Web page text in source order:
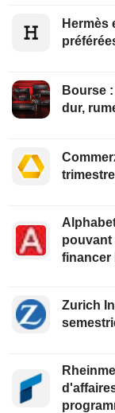
Hermès
Bourse
dur,
pouvant
financer
Zurich